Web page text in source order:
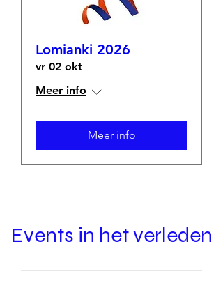
Lomianki 2026
vr 02 okt
Meer info
Meer info
Events in het verleden